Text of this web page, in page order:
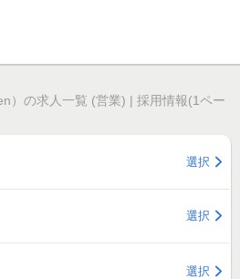
）の求人一覧 (営業) | 採用情報(1ペー
選択
選択
選択